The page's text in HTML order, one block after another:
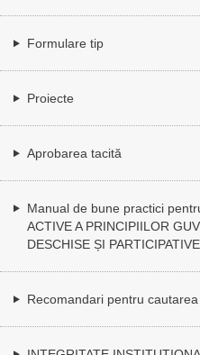
Formulare tip
Proiecte
Aprobarea tacită
Manual de bune practici
ACTIVE A PRINCIPIILOR
DESCHISE ȘI PARTICIPATIVE
Recomandari pentru